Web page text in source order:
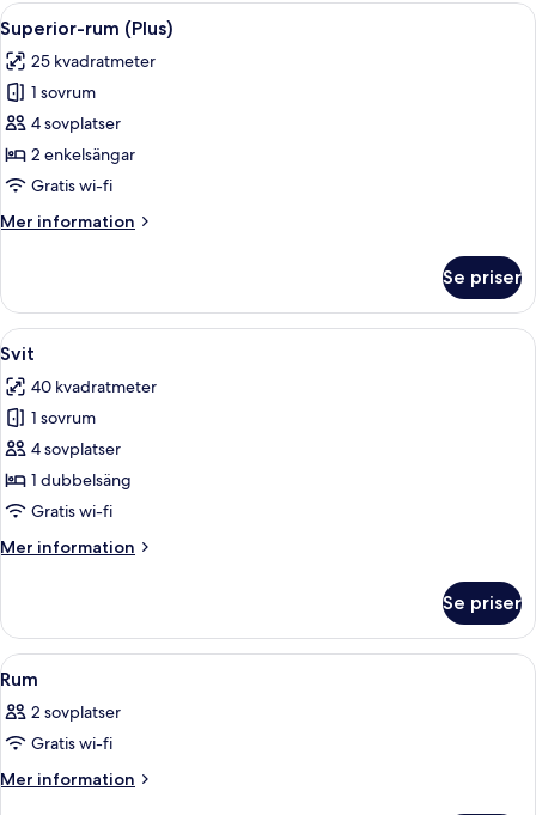
Öppna
alla
foton
för
Superior-
rum
(Plus)
Ett hotellrum med en säng, ett
4
Superior-rum (Plus)
25 kvadratmeter
1 sovrum
4 sovplatser
2 enkelsängar
Gratis wi-fi
Mer information
Mer
rum
(Plus)
Se priser
Öppna
alla
foton
för
Svit
Ett modernt hotellrum med ett
6
Svit
40 kvadratmeter
1 sovrum
4 sovplatser
1 dubbelsäng
Gratis wi-fi
Mer information
Mer
Se priser
Öppna
alla
foton
för
Rum
Ett hotellrum med en säng, en stol,
6
Rum
2 sovplatser
Gratis wi-fi
Mer information
Mer